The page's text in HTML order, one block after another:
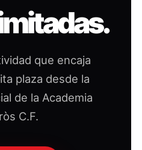
que encaja
plaza desde la
de la Academia
C.F.